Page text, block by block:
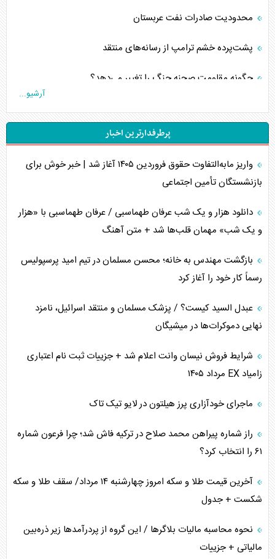
محدودیت صادرات نفت عربستان
پشت‌پرده خشم ترامپ از رسانه‌های منتقد
چگونه مقاومت صحنه جنگ را تغییر می‌دهد؟
تحلیل جامع پدیده تراستی‌ها
تأثیر جنگ ایران و آمریکا بر اقتصاد جهانی
اربعین، کابوس مشترک تل‌آویو-واشنگتن
برنامه هفتم توسعه در نقطه کور سیاستگذاری
کنوانسیون دریای خزر در راستای منافع ملی است؟
اوکراین بازوی مخرب آمریکا در غرب آسیا
اهمیت راهبردی اردن برای آمریکا
پیام، ظرفیت بالفعل‌نشده تجارت ایران
همسویی عربستان با سنتکام علیه متحدان ایران
ترامپ و توهم خلع سلاح حماس
آرشیو...
پرطرفدارترین اخبار
واریز مابه‌التفاوت حقوق فروردین ۱۴۰۵ آغاز شد | خبر خوش برای
بازنشستگان تأمین اجتماعی
دانلود هزار و یک شب عرفان طهماسبی / عرفان طهماسبی با «هزار
و یک شب» مهمان قلب‌ها شد + متن آهنگ
بازگشت مهندس به خانه؛ محسن مسلمان در تیم امید پرسپولیس
رسماً کار خود را آغاز کرد
عبدل السید کیست؟ / پزشک مسلمان و منتقد اسرائیل، نامزد
نهایی دموکرات‌ها در میشیگان
شرایط فروش نیسان وانت اعلام شد + جزییات ثبت نام اعتباری
زامیاد EX مرداد ۱۴۰۵
ماجرای خودآزاری پرز هیلتون در لایو تیک تاک
راز شماره پیراهن محمد صلاح در ترکیه فاش شد؛ چرا فرعون شماره
۶۱ را انتخاب کرد؟
آخرین قیمت طلا و سکه امروز چهارشنبه ۱۴ مرداد/ سقف طلا و سکه
شکست + جدول
نحوه محاسبه مالیات بلاگر‌ها / این گروه از پردرآمد‌ها زیر ذره‌بین
مالیاتی + جزییات